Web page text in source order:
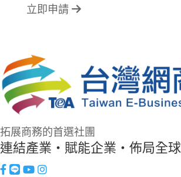
立即申請
拓展商務的首選社團
連結產業・賦能企業・佈局全球